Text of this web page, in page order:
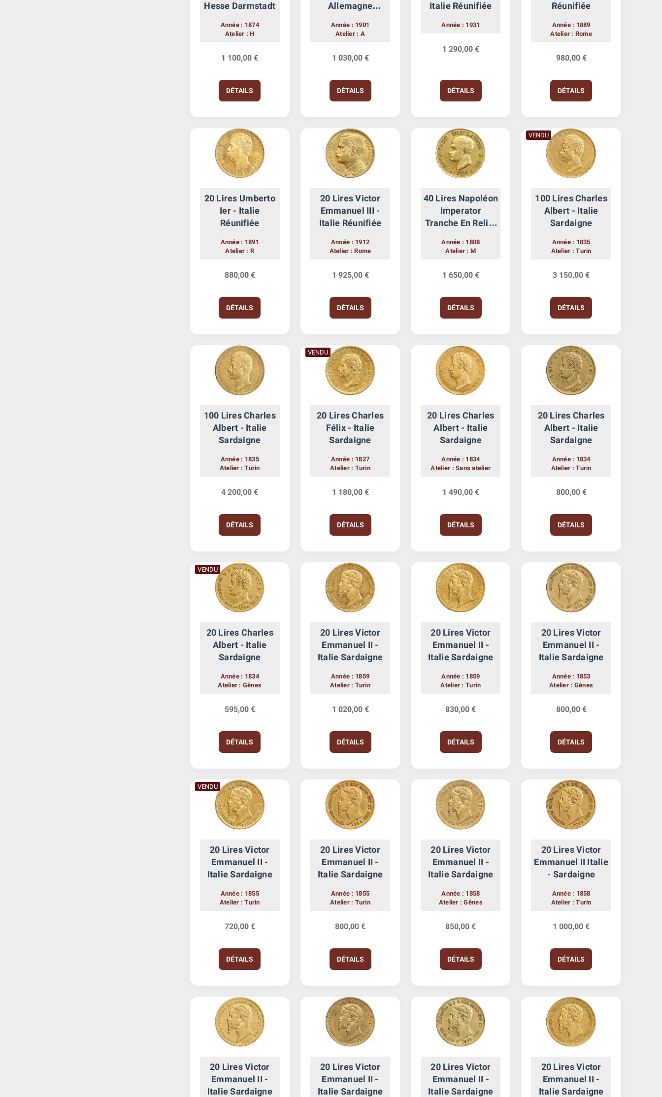
Hesse Darmstadt
Année : 1874
Atelier : H
1 100,00 €
DÉTAILS
Allemagne
Année : 1901
Atelier : A
1 030,00 €
DÉTAILS
Italie Réunifiée
Année : 1931
1 290,00 €
DÉTAILS
Réunifiée
Année : 1889
Atelier : Rome
980,00 €
DÉTAILS
20 Lires Umberto
Ier - Italie
Réunifiée
Année : 1891
Atelier : R
880,00 €
DÉTAILS
20 Lires Victor
Emmanuel III -
Italie Réunifiée
Année : 1912
Atelier : Rome
1 925,00 €
DÉTAILS
40 Lires Napoléon
Imperator
Tranche En Relief
Française
Année : 1808
Atelier : M
1 650,00 €
DÉTAILS
VENDU
100 Lires Charles
Albert - Italie
Sardaigne
Année : 1835
Atelier : Turin
3 150,00 €
DÉTAILS
100 Lires Charles
Albert - Italie
Sardaigne
Année : 1835
Atelier : Turin
4 200,00 €
DÉTAILS
VENDU
20 Lires Charles
Félix - Italie
Sardaigne
Année : 1827
Atelier : Turin
1 180,00 €
DÉTAILS
20 Lires Charles
Albert - Italie
Sardaigne
Année : 1834
Atelier : Sans atelier
1 490,00 €
DÉTAILS
20 Lires Charles
Albert - Italie
Sardaigne
Année : 1834
Atelier : Turin
800,00 €
DÉTAILS
VENDU
20 Lires Charles
Albert - Italie
Sardaigne
Année : 1834
Atelier : Gênes
595,00 €
DÉTAILS
20 Lires Victor
Emmanuel II -
Italie Sardaigne
Année : 1859
Atelier : Turin
1 020,00 €
DÉTAILS
20 Lires Victor
Emmanuel II -
Italie Sardaigne
Année : 1859
Atelier : Turin
830,00 €
DÉTAILS
20 Lires Victor
Emmanuel II -
Italie Sardaigne
Année : 1853
Atelier : Gênes
800,00 €
DÉTAILS
VENDU
20 Lires Victor
Emmanuel II -
Italie Sardaigne
Année : 1855
Atelier : Turin
720,00 €
DÉTAILS
20 Lires Victor
Emmanuel II -
Italie Sardaigne
Année : 1855
Atelier : Turin
800,00 €
DÉTAILS
20 Lires Victor
Emmanuel II -
Italie Sardaigne
Année : 1858
Atelier : Gênes
850,00 €
DÉTAILS
20 Lires Victor
Emmanuel II Italie
- Sardaigne
Année : 1858
Atelier : Turin
1 000,00 €
DÉTAILS
20 Lires Victor
Emmanuel II -
Italie Sardaigne
20 Lires Victor
Emmanuel II -
Italie Sardaigne
20 Lires Victor
Emmanuel II -
Italie Sardaigne
20 Lires Victor
Emmanuel II -
Italie Sardaigne